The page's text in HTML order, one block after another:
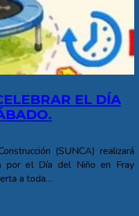
EL DÍA
(SUNCA) realizará
por el Día del Niño en Fray
a toda…